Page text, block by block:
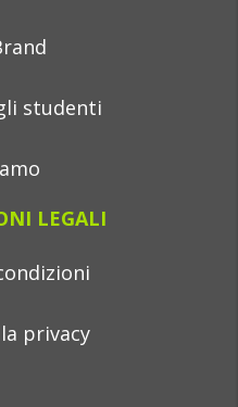
studenti
LEGALI
privacy